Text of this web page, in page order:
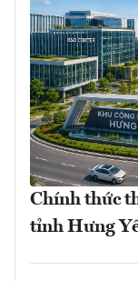
Chính thức
tỉnh Hưng